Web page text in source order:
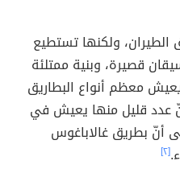
الطيران، ولكنها تستطيع
قصيرة، وبنية ممتلئة
معظم أنواع البطاريق
عدد قليل منها يعيش في
أنّ بطريق غالاباغوس
[٢]